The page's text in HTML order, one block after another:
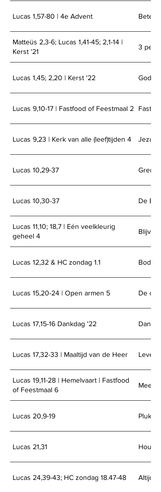
Lucas 1,57-80 | 4e Advent
Matteüs 2,3-6; Lucas 1,41-45; 2,1-14 |
Kerst '21
3
Lucas 1,45; 2,20 | Kerst '22 Gods
Lucas 9,10-17 | Fastfood of Feestmaal 2
Lucas 9,23 | Kerk van alle (leef)tijden 4 Jezus'
Lucas 10,29-37
Lucas 10,30-37 De
Lucas 11,10; 18,7 | Eén veelkleurig
geheel 4
Blijven
Lucas 12,32 & HC zondag 1.1
Lucas 15,20-24 | Open armen 5 De
Lucas 17,15-16 Dankdag '22
Lucas 17,32-33 | Maaltijd van de Heer Leven
Lucas 19,11-28 | Hemelvaart | Fastfood
of Feestmaal 6
Lucas 20,9-19 Pluk de
Lucas 21,31 Houd
Lucas 24,39-43; HC zondag 18.47-48 Altijd